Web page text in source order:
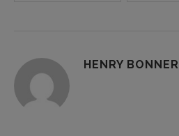
HENRY BONNER